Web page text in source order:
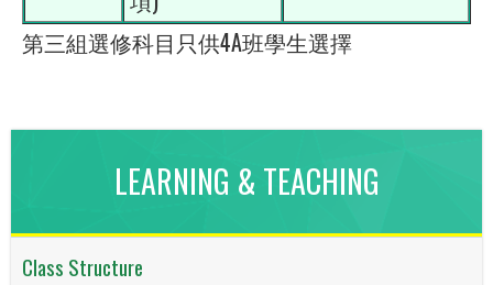
第三組選修科目只供4A班學生選擇
LEARNING & TEACHING
Class Structure